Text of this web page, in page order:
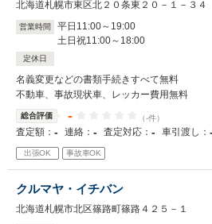
北海道札幌市東区北２０条東２０－１－３４
営業時間 平日11:00～ 19:00
土日祝11:00～ 18:00
定休日
名義変更などの書類手続きすべて無料
不動車、事故現状車、レッカー費用無料
総合評価 - （-件）
査定額： - 連絡： - 査定対応： - 車引渡し： -
出張OK 事故車OK
クルマヤ・イチバン
北海道札幌市北区篠路町篠路４２５－１